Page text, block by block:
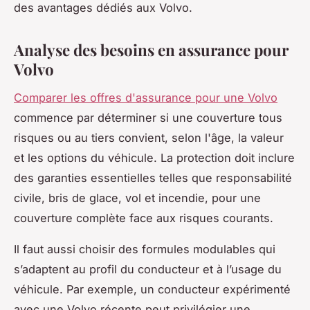
des avantages dédiés aux Volvo.
Analyse des besoins en assurance pour
Volvo
Comparer les offres d'assurance pour une Volvo
commence par déterminer si une couverture tous
risques ou au tiers convient, selon l'âge, la valeur
et les options du véhicule. La protection doit inclure
des garanties essentielles telles que responsabilité
civile, bris de glace, vol et incendie, pour une
couverture complète face aux risques courants.
Il faut aussi choisir des formules modulables qui
s’adaptent au profil du conducteur et à l’usage du
véhicule. Par exemple, un conducteur expérimenté